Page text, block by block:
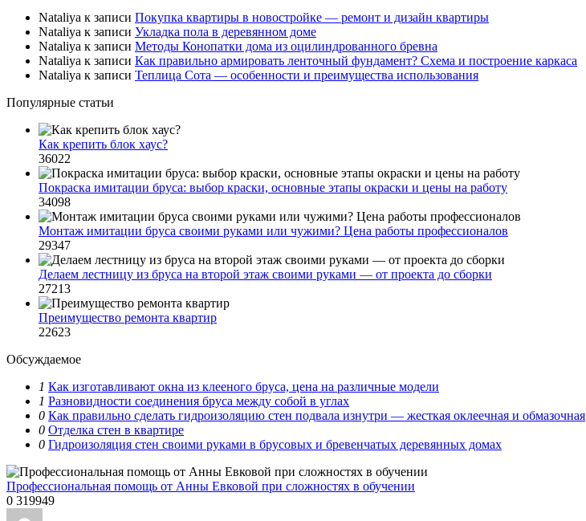
Nataliya к записи Покупка квартиры в новостройке — ремонт и дизайн квартиры
Nataliya к записи Укладка пола в деревянном доме
Nataliya к записи Методы Конопатки дома из оцилиндрованного бревна
Nataliya к записи Как правильно армировать ленточный фундамент? Схема и построение каркаса
Nataliya к записи Теплица Сота — особенности и преимущества использования
Популярные статьи
Как крепить блок хаус?
36022
Покраска имитации бруса: выбор краски, основные этапы окраски и цены на работу
34098
Монтаж имитации бруса своими руками или чужими? Цена работы профессионалов
29347
Делаем лестницу из бруса на второй этаж своими руками — от проекта до сборки
27213
Преимущество ремонта квартир
22623
Обсуждаемое
1 Как изготавливают окна из клееного бруса, цена на различные модели
1 Разновидности соединения бруса между собой в углах
0 Как правильно сделать гидроизоляцию стен подвала изнутри — жесткая оклеечная и обмазочная
0 Отделка стен в квартире
0 Гидроизоляция стен своими руками в брусовых и бревенчатых деревянных домах
Профессиональная помощь от Анны Евковой при сложностях в обучении
0 319949